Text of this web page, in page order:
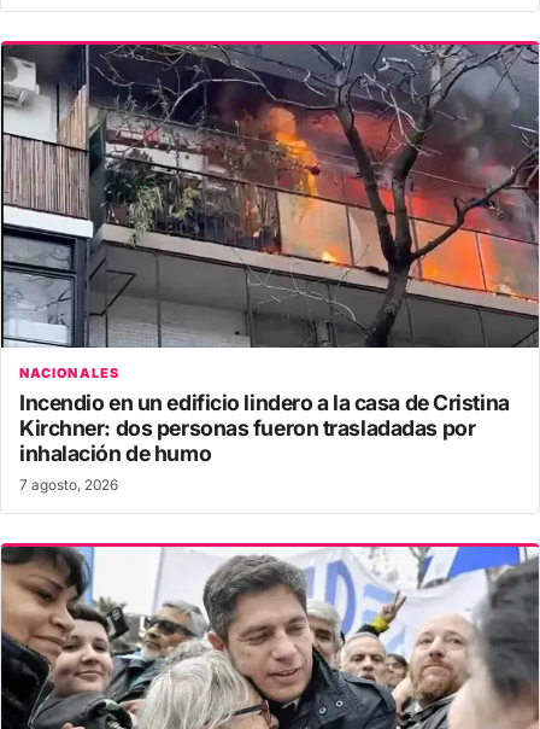
NACIONALES
Incendio en un edificio lindero a la casa de Cristina
Kirchner: dos personas fueron trasladadas por
inhalación de humo
7 agosto, 2026